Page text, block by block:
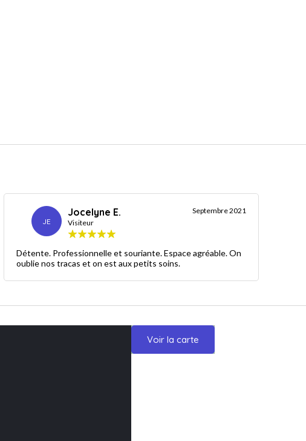
JE
Jocelyne E.
Visiteur
Septembre 2021
Détente. Professionnelle et souriante. Espace agréable. On
oublie nos tracas et on est aux petits soins.
Voir la carte